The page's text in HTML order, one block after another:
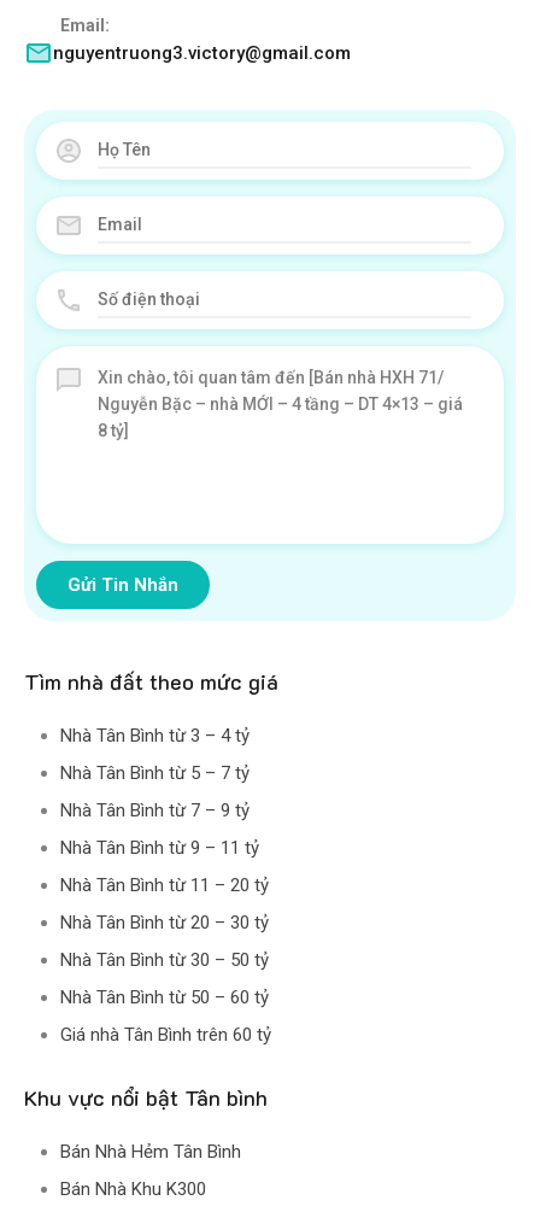
Email:
nguyentruong3.victory@gmail.com
Gửi Tin Nhắn
Tìm nhà đất theo mức giá
Nhà Tân Bình từ 3 – 4 tỷ
Nhà Tân Bình từ 5 – 7 tỷ
Nhà Tân Bình từ 7 – 9 tỷ
Nhà Tân Bình từ 9 – 11 tỷ
Nhà Tân Bình từ 11 – 20 tỷ
Nhà Tân Bình từ 20 – 30 tỷ
Nhà Tân Bình từ 30 – 50 tỷ
Nhà Tân Bình từ 50 – 60 tỷ
Giá nhà Tân Bình trên 60 tỷ
Khu vực nổi bật Tân bình
Bán Nhà Hẻm Tân Bình
Bán Nhà Khu K300